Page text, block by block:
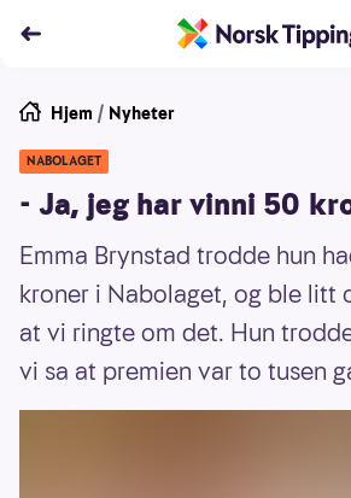
Hjem / Nyheter
NABOLAGET
- Ja, jeg har vinni 50
Emma Brynstad trodde hun
kroner i Nabolaget, og ble litt
at vi ringte om det. Hun
vi sa at premien var to tusen